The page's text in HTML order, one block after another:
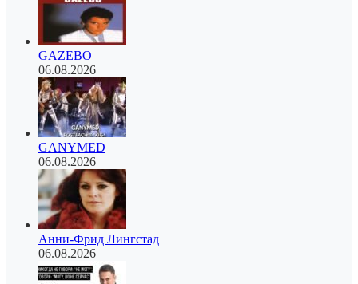
GAZEBO
06.08.2026
GANYMED
06.08.2026
Анни-Фрид Лингстад
06.08.2026